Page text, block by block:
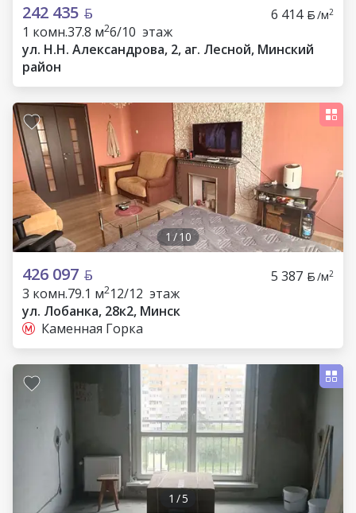
242 435 6 414 /м2
1 комн.37.8 м26/10 этаж
ул. Н.Н. Александрова, 2, аг. Лесной, Минский
район
1 /10
426 097 5 387 /м2
3 комн.79.1 м212/12 этаж
ул. Лобанка, 28к2, Минск
Каменная Горка
1 /5